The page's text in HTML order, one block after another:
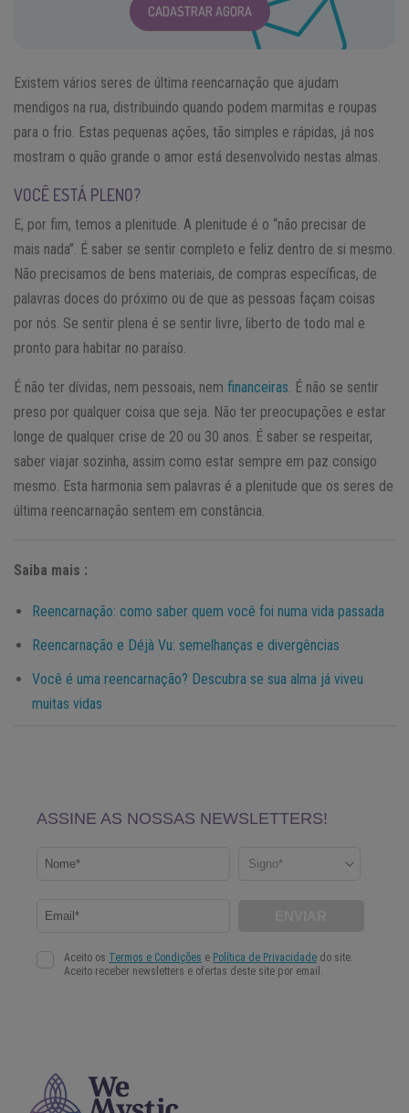
CADASTRAR AGORA
Existem vários seres de última reencarnação que ajudam
mendigos na rua, distribuindo quando podem marmitas e roupas
para o frio. Estas pequenas ações, tão simples e rápidas, já nos
mostram o quão grande o amor está desenvolvido nestas almas.
VOCÊ ESTÁ PLENO?
E, por fim, temos a plenitude. A plenitude é o “não precisar de
mais nada”. É saber se sentir completo e feliz dentro de si mesmo.
Não precisamos de bens materiais, de compras específicas, de
palavras doces do próximo ou de que as pessoas façam coisas
por nós. Se sentir plena é se sentir livre, liberto de todo mal e
pronto para habitar no paraíso.
É não ter dívidas, nem pessoais, nem financeiras . É não se sentir
preso por qualquer coisa que seja. Não ter preocupações e estar
longe de qualquer crise de 20 ou 30 anos. É saber se respeitar,
saber viajar sozinha, assim como estar sempre em paz consigo
mesmo. Esta harmonia sem palavras é a plenitude que os seres de
última reencarnação sentem em constância.
Saiba mais :
Reencarnação: como saber quem você foi numa vida passada
Reencarnação e Déjà Vu: semelhanças e divergências
Você é uma reencarnação? Descubra se sua alma já viveu
muitas vidas